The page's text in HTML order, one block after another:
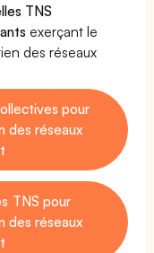
TNS
exerçant le
des réseaux
pour
des réseaux
TNS pour
des réseaux